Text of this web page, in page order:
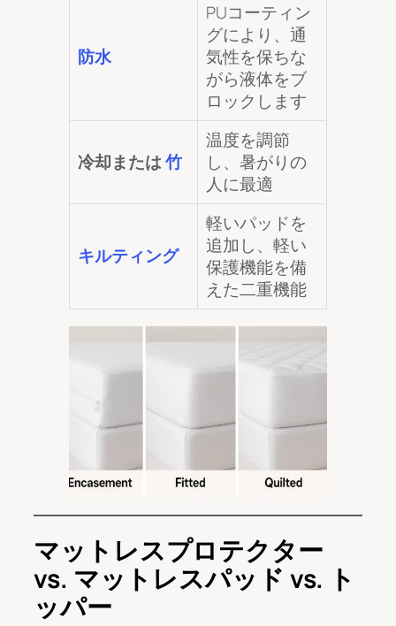
防水
PUコーティン
グにより、通
気性を保ちな
がら液体をブ
ロックします
冷却または竹
温度を調節
し、暑がりの
人に最適
キルティング
軽いパッドを
追加し、軽い
保護機能を備
えた二重機能
マットレスプロテクター
vs. マットレスパッド vs. ト
ッパー